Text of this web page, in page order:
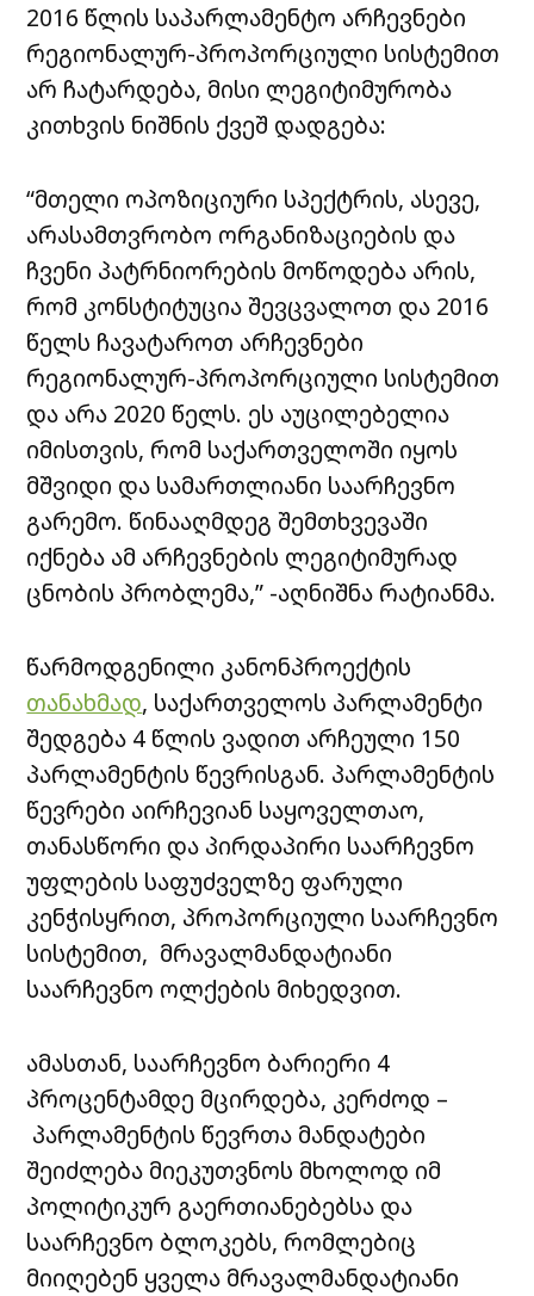
2016 წლის საპარლამენტო არჩევნები
რეგიონალურ-პროპორციული სისტემით
არ ჩატარდება, მისი ლეგიტიმურობა
კითხვის ნიშნის ქვეშ დადგება:
“მთელი ოპოზიციური სპექტრის, ასევე,
არასამთვრობო ორგანიზაციების და
ჩვენი პატრნიორების მოწოდება არის,
რომ კონსტიტუცია შევცვალოთ და 2016
წელს ჩავატაროთ არჩევნები
რეგიონალურ-პროპორციული სისტემით
და არა 2020 წელს. ეს აუცილებელია
იმისთვის, რომ საქართველოში იყოს
მშვიდი და სამართლიანი საარჩევნო
გარემო. წინააღმდეგ შემთხვევაში
იქნება ამ არჩევნების ლეგიტიმურად
ცნობის პრობლემა,” -აღნიშნა რატიანმა.
წარმოდგენილი კანონპროექტის
თანახმად, საქართველოს პარლამენტი
შედგება 4 წლის ვადით არჩეული 150
პარლამენტის წევრისგან. პარლამენტის
წევრები აირჩევიან საყოველთაო,
თანასწორი და პირდაპირი საარჩევნო
უფლების საფუძველზე ფარული
კენჭისყრით, პროპორციული საარჩევნო
სისტემით, მრავალმანდატიანი
საარჩევნო ოლქების მიხედვით.
ამასთან, საარჩევნო ბარიერი 4
პროცენტამდე მცირდება, კერძოდ –
პარლამენტის წევრთა მანდატები
შეიძლება მიეკუთვნოს მხოლოდ იმ
პოლიტიკურ გაერთიანებებსა და
საარჩევნო ბლოკებს, რომლებიც
მიიღებენ ყველა მრავალმანდატიანი